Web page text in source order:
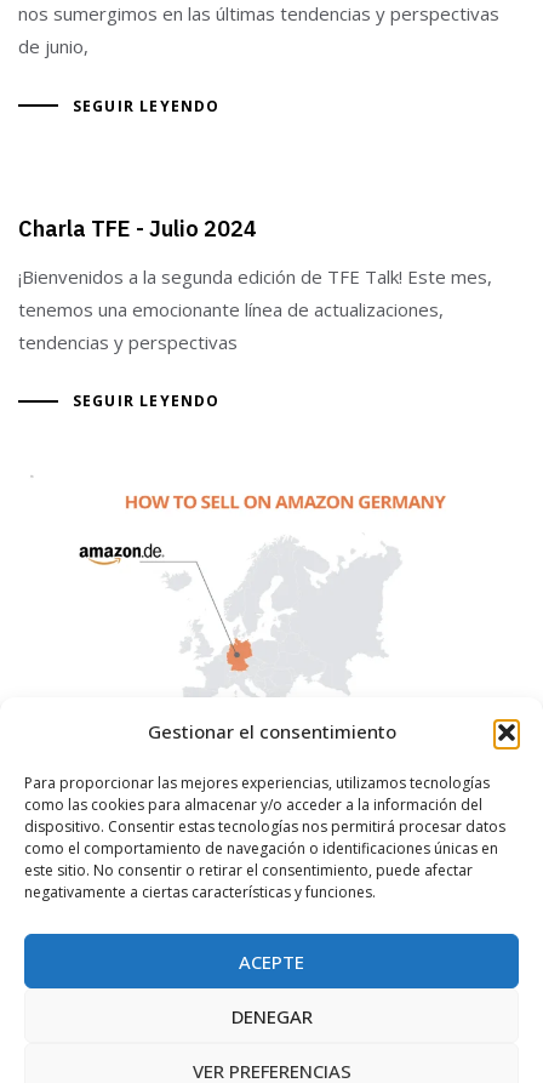
Gestionar el consentimiento
Para proporcionar las mejores experiencias, utilizamos tecnologías
como las cookies para almacenar y/o acceder a la información del
dispositivo. Consentir estas tecnologías nos permitirá procesar datos
como el comportamiento de navegación o identificaciones únicas en
este sitio. No consentir o retirar el consentimiento, puede afectar
negativamente a ciertas características y funciones.
ACEPTE
DENEGAR
VER PREFERENCIAS
nos sumergimos en las últimas tendencias y perspectivas
de junio,
SEGUIR LEYENDO
Charla TFE - Julio 2024
¡Bienvenidos a la segunda edición de TFE Talk! Este mes,
tenemos una emocionante línea de actualizaciones,
tendencias y perspectivas
SEGUIR LEYENDO
Cómo vender en Amazon Alemania: Una guía
completa
Introducción Amazon DE, el segundo mercado más grande a
oportunidades inigualables para los vendedores que buscan
expandirse en Europa.Este sitio web utiliza cookies funcionales y de
web.
ACEPTE